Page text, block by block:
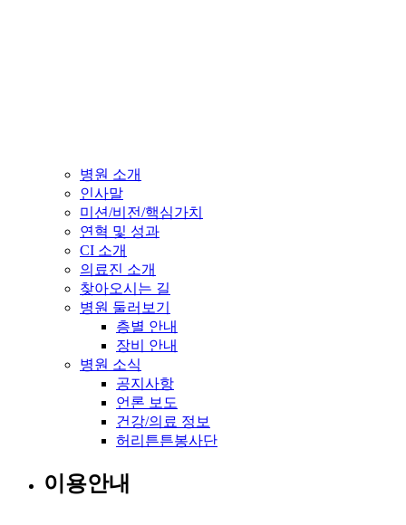
병원 소개
인사말
미션/비전/핵심가치
연혁 및 성과
CI 소개
의료진 소개
찾아오시는 길
병원 둘러보기
층별 안내
장비 안내
병원 소식
공지사항
언론 보도
건강/의료 정보
허리튼튼봉사단
이용안내